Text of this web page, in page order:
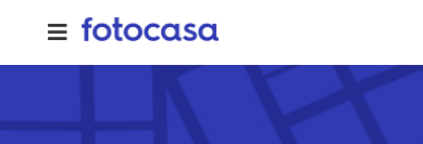
content